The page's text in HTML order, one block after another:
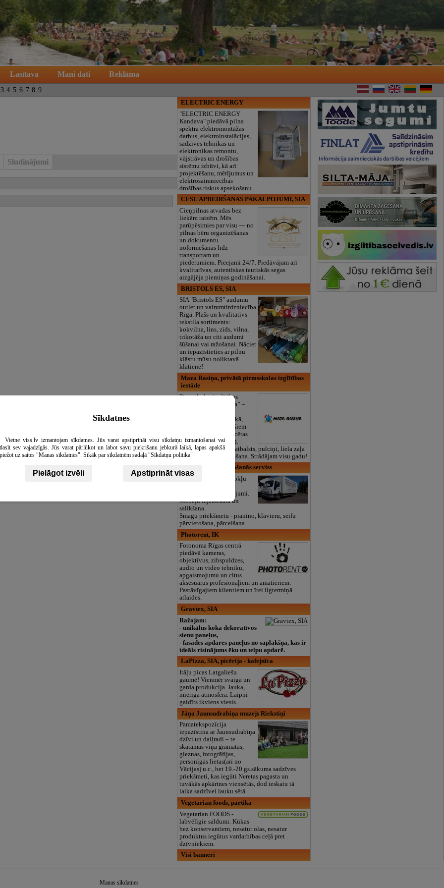
Lasītava Mani dati Reklāma
3 4 5 6 7 8 9
Sludinājumi
ELECTRIC ENERGY
"ELECTRIC ENERGY
Kandava" piedāvā pilna
spektra elektromontāžas
darbus, elektroinstalācijas,
sadzīves tehnikas un
elektronikas remontu,
vājstrāvas un drošības
sistēmu izbūvi, kā arī
projektēšanu, mērījumus un
elektrosaimniecības
drošības riskus apsekošanu.
CĒSU APBEDĪŠANAS PAKALPOJUMI, SIA
Cieņpilnas atvadas bez
liekām raizēm. Mēs
parūpēsimies par visu — no
pilnas bēru organizēšanas
un dokumentu
noformēšanas līdz
transportam un
piederumiem. Pieejami 24/7. Piedāvājam arī
kvalitatīvas, autentiskas tautiskās segas
aizgājēja piemiņas godināšanai.
BRISTOLS ES, SIA
SIA "Bristols ES" audumu
outlet un vairumtirdzniecība
Rīgā. Plašs un kvalitatīvs
tekstila sortiments:
kokvilna, lins, zīds, vilna,
trikotāža un citi audumi
šūšanai vai ražošanai. Nāciet
un iepazīstieties ar pilnu
klāstu mūsu noliktavā
klātienē!
Maza Rasiņa, privātā pirmsskolas izglītības
iestāde
Pirmsskolas izglītības
iestāde “Maza Rasiņa” –
Pārdaugavā, Zasulaukā,
bērniem no 10 mēnešiem
līdz 6 gadiem. Licencētas
programmas (LV/RU),
logopēds, speciālais atbalsts, pulciņi, liela zaļa
teritorija un 3x ēdināšana. Strādājam visu gadu!
D.C.S. SIA, pārvietošanās serviss
D.C.S. piedāvā:Dzīvokļu
pārvākšanās pakalpojumi.
Mēbeļu izjaukšana un
salikšana.
Smagu priekšmetu - pianino, klavieru, seifu
pārvietošana, pārcelšana.
Photorent, IK
Fotonoma Rīgas centrā
piedāvā kameras,
objektīvus, zibspuldzes,
audio un video tehniku,
apgaismojumu un citus
aksesuārus profesionāļiem un amatieriem.
Pastāvīgajiem klientiem un īrei ilgtermiņā
atlaides.
Gravtex, SIA
Ražojam:
- unikālus koka dekoratīvos
sienu paneļus,
- fasādes apdares paneļus no saplākšņa, kas ir
ideāls risinājums ēku un telpu apdarē.
LaPizza, SIA, picērija - kafejnīca
Itāļu picas Latgaliešu
gaumē! Vienmēr svaiga un
garda produkcija. Jauka,
mierīga atmosfēra. Laipni
gaidīts ikviens viesis.
Jāņa Jaunsudrabiņa muzejs Riekstiņi
Pamatekspozīcija
iepazīstina ar Jaunsudrabiņa
dzīvi un daiļradi – te
skatāmas viņa grāmatas,
gleznas, fotogrāfijas,
personīgās lietas(arī no
Vācijas) u.c., bet 19.-20.gs.sākuma sadzīves
priekšmeti, kas iegūti Neretas pagasta un
tuvākās apkārtnes viensētās, dod ieskatu tā
laika sadzīvei lauku sētā.
Vegetarian foods, pārtika
Vegetarian FOODS -
labvēlīgie saldumi. Kūkas
bez konservantiem, nesatur olas, nesatur
produktus iegūtus vardarbības ceļā pret
dzīvniekiem.
Visi banneri
Sīkdatnes
Vietne viss.lv izmantojam sīkdatnes. Jūs varat apstiprināt visu sīkdatņu izmantošanai vai
sev vajadzīgās. Jūs varat pārlūkot un labot savu piekrišanu jebkurā laikā, lapas apakšā
uz saites "Manas sīkdatnes". Sīkāk par sīkdatnēm sadaļā "Sīkdatņu politika"
Pielāgot izvēli Apstiprināt visas
Manas sīkdatnes